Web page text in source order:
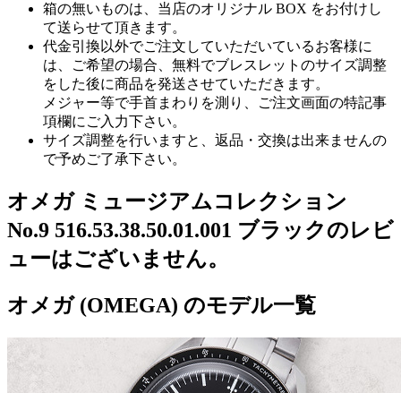
箱の無いものは、当店のオリジナル BOX をお付けし
て送らせて頂きます。
代金引換以外でご注文していただいているお客様に
は、ご希望の場合、無料でブレスレットのサイズ調整
をした後に商品を発送させていただきます。
メジャー等で手首まわりを測り、ご注文画面の特記事
項欄にご入力下さい。
サイズ調整を行いますと、返品・交換は出来ませんの
で予めご了承下さい。
オメガ ミュージアムコレクション
No.9 516.53.38.50.01.001 ブラックのレビ
ューはございません。
オメガ (OMEGA) のモデル一覧